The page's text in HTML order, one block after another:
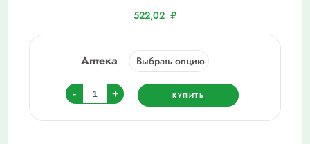
522,02 ₽
Аптека
-
Количество
товара
Боботик
+ КУПИТЬ